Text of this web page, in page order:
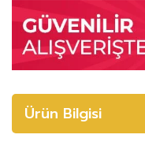
Ürün Bilgisi